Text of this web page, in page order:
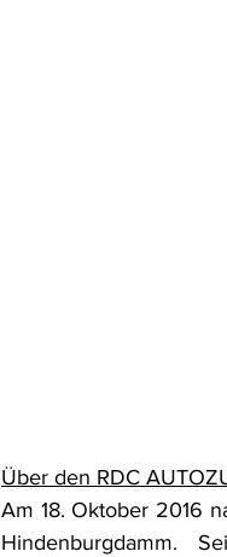
Über den RDC
Am 18. Oktober 2016
Hindenburgdamm.